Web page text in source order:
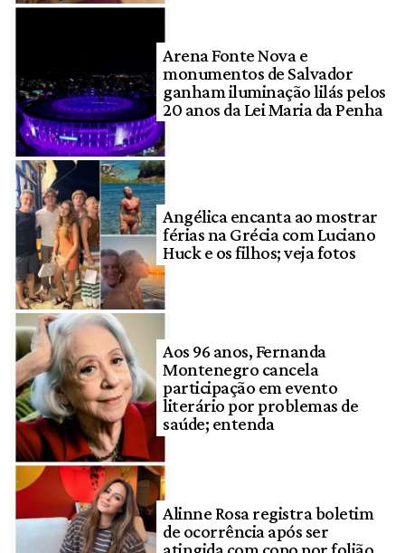
Arena Fonte Nova e
monumentos de Salvador
ganham iluminação lilás pelos
20 anos da Lei Maria da Penha
Angélica encanta ao mostrar
férias na Grécia com Luciano
Huck e os filhos; veja fotos
Aos 96 anos, Fernanda
Montenegro cancela
participação em evento
literário por problemas de
saúde; entenda
Alinne Rosa registra boletim
de ocorrência após ser